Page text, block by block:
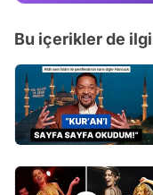
Bu içerikler de